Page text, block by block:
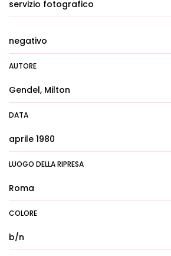
servizio fotografico
negativo
AUTORE
Gendel, Milton
DATA
aprile 1980
LUOGO DELLA RIPRESA
Roma
COLORE
b/n